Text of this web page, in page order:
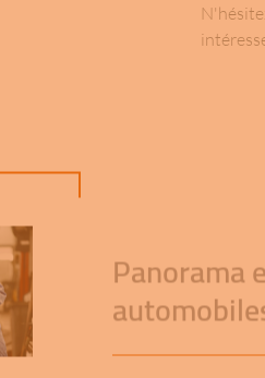
Panorama